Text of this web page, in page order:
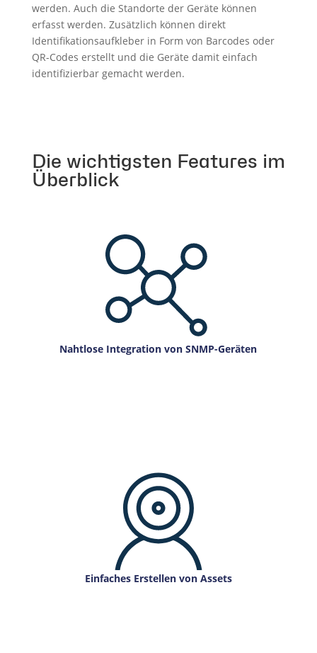
werden. Auch die Standorte der Geräte können
erfasst werden. Zusätzlich können direkt
Identifikationsaufkleber in Form von Barcodes oder
QR-Codes erstellt und die Geräte damit einfach
identifizierbar gemacht werden.
Die wichtigsten Features im
Überblick
Nahtlose Integration von SNMP-Geräten
Einfaches Erstellen von Assets